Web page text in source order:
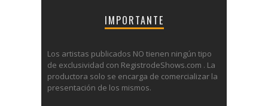
IMPORTANTE
Los artistas publicados NO tienen ningún tipo
de exclusividad con RegistrodeShows.com . La
productora solo se encarga de comercializar la
presentación de los mismos.